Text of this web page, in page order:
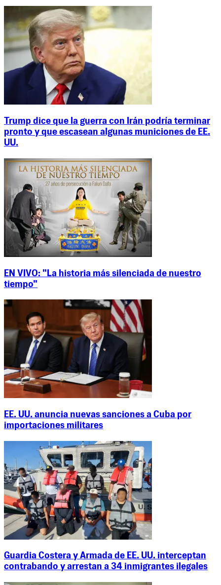
Trump dice que la guerra con Irán podría terminar
pronto y que escasean algunas municiones de EE.
UU.
EN VIVO: "La historia más silenciada de nuestro
tiempo"
EE. UU. anuncia nuevas sanciones a Cuba por
importaciones militares
Guardia Costera y Armada de EE. UU. interceptan
contrabando y arrestan a 34 inmigrantes ilegales